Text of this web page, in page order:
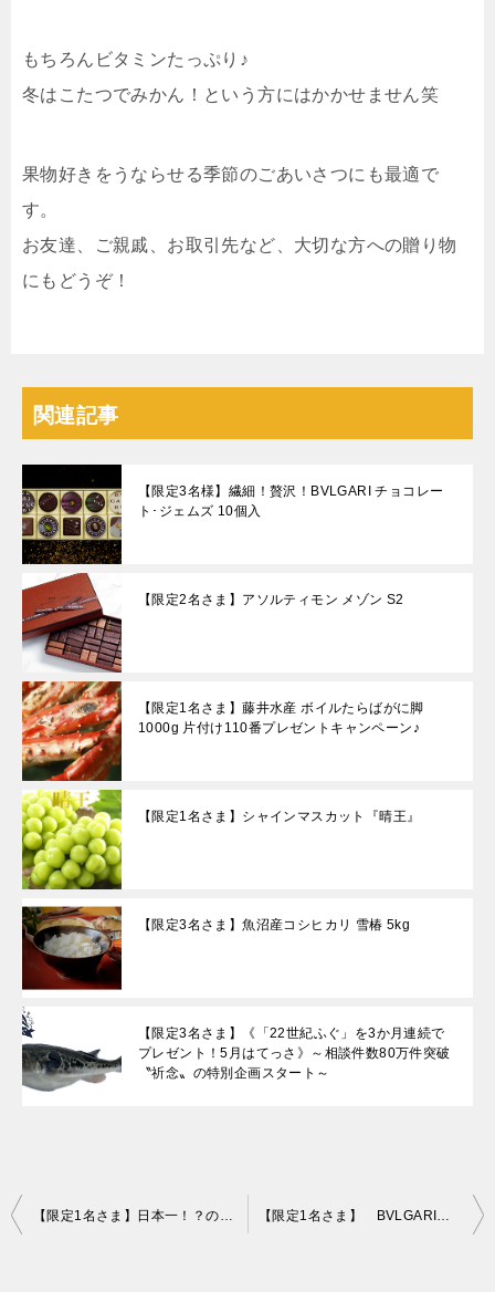
もちろんビタミンたっぷり♪
冬はこたつでみかん！という方にはかかせません笑
果物好きをうならせる季節のごあいさつにも最適で
す。
お友達、ご親戚、お取引先など、大切な方への贈り物
にもどうぞ！
関連記事
【限定3名様】繊細！贅沢！BVLGARI チョコレー
ト･ジェムズ 10個入
【限定2名さま】アソルティモン メゾン S2
【限定1名さま】藤井水産 ボイルたらばがに脚
1000g 片付け110番プレゼントキャンペーン♪
【限定1名さま】シャインマスカット『晴王』
【限定3名さま】魚沼産コシヒカリ 雪椿 5kg
【限定3名さま】《「22世紀ふぐ」を3か月連続で
プレゼント！5月はてっさ》～相談件数80万件突破
〝祈念〟の特別企画スタート～
投
【限定1名さま】日本一！？の王道クリスマスケーキ 片付け110番プレゼント！ 【限定1名さま】 BVLGARIの超贅沢チョコセット！片付け110番プレゼントキャンペーン！！